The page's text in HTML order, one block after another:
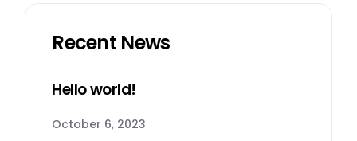
Recent News
Hello world!
October 6, 2023